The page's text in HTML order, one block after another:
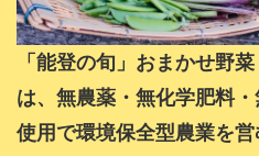
「能登の旬」おまかせ野
は、無農薬・無化学肥料
使用で環境保全型農業を